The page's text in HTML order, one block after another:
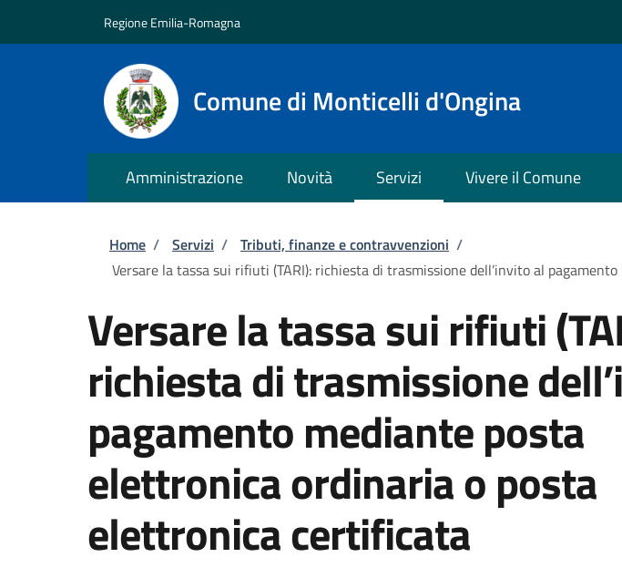
Regione Emilia-Romagna
Comune di Monticelli d'Ongina
Amministrazione Novità Servizi Vivere il Comune
Briciole di pane
Home / Servizi / Tributi, finanze e contravvenzioni /
Versare la tassa sui rifiuti (TARI): richiesta di trasmissione dell’invito al
Versare la tassa sui rifiuti
richiesta di trasmissione
pagamento mediante posta
elettronica ordinaria o posta
elettronica certificata